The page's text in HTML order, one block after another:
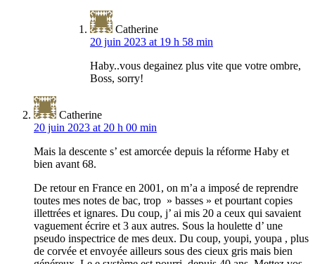
Catherine
20 juin 2023 at 19 h 58 min
Haby..vous degainez plus vite que votre ombre,
Boss, sorry!
Catherine
20 juin 2023 at 20 h 00 min
Mais la descente s’ est amorcée depuis la réforme Haby et
bien avant 68.
De retour en France en 2001, on m’a a imposé de reprendre
toutes mes notes de bac, trop » basses » et pourtant copies
illettrées et ignares. Du coup, j’ ai mis 20 a ceux qui savaient
vaguement écrire et 3 aux autres. Sous la houlette d’ une
pseudo inspectrice de mes deux. Du coup, youpi, youpa , plus
de corvée et envoyée ailleurs sous des cieux gris mais bien